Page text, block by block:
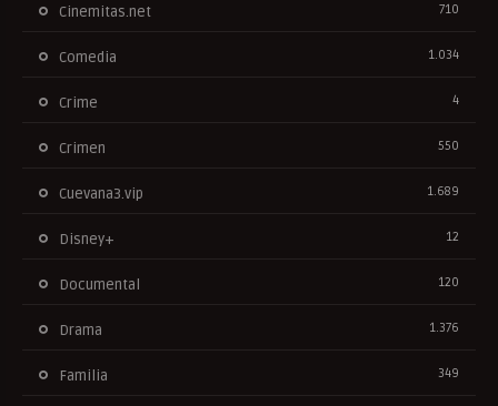
Cinemitas.net 710
Comedia 1.034
Crime 4
Crimen 550
Cuevana3.vip 1.689
Disney+ 12
Documental 120
Drama 1.376
Familia 349